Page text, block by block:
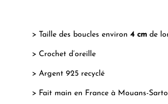
> Taille des boucles environ 4 cm de
> Crochet d’oreille
> Argent 925 recyclé
> Fait main en France à Mouans-